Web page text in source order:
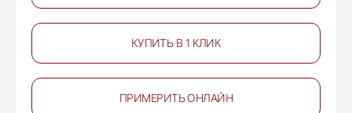
КУПИТЬ В 1 КЛИК
ПРИМЕРИТЬ ОНЛАЙН